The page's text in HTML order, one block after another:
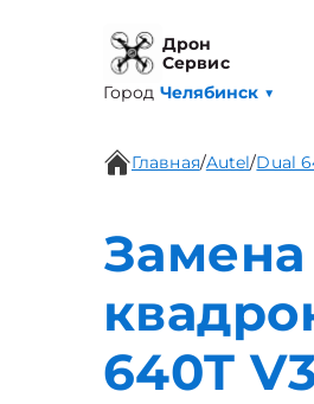
Дрон
Сервис
Город Челябинск ▼
Главная/Autel/Dual
640T